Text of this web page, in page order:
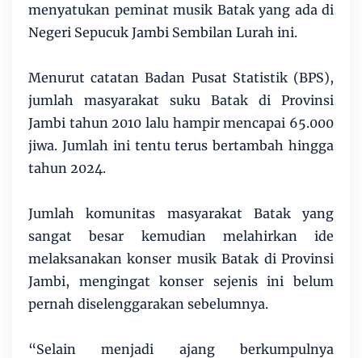
menyatukan peminat musik Batak yang ada di
Negeri Sepucuk Jambi Sembilan Lurah ini.
Menurut catatan Badan Pusat Statistik (BPS),
jumlah masyarakat suku Batak di Provinsi
Jambi tahun 2010 lalu hampir mencapai 65.000
jiwa. Jumlah ini tentu terus bertambah hingga
tahun 2024.
Jumlah komunitas masyarakat Batak yang
sangat besar kemudian melahirkan ide
melaksanakan konser musik Batak di Provinsi
Jambi, mengingat konser sejenis ini belum
pernah diselenggarakan sebelumnya.
“Selain menjadi ajang berkumpulnya